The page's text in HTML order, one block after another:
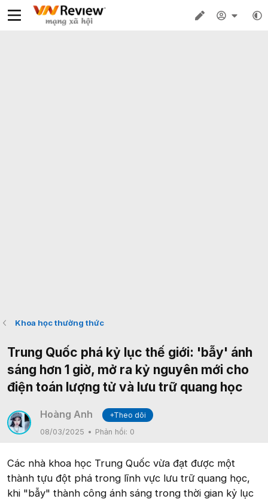
Khoa học thường thức
Trung Quốc phá kỷ lục thế giới: 'bẫy' ánh
sáng hơn 1 giờ, mở ra kỷ nguyên mới cho
điện toán lượng tử và lưu trữ quang học
Hoàng Anh
+Theo dõi
08/03/2025
Phản hồi: 0
Các nhà khoa học Trung Quốc vừa đạt được một
thành tựu đột phá trong lĩnh vực lưu trữ quang học,
khi "bẫy" thành công ánh sáng trong thời gian kỷ lục